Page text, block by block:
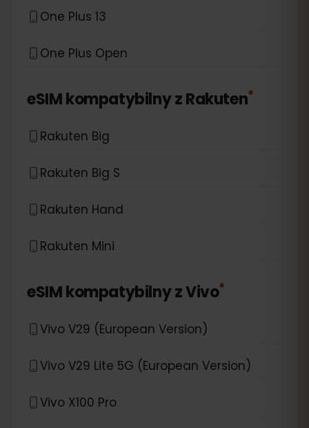
One Plus 13
One Plus Open
eSIM kompatybilny zRakuten*
Rakuten Big
Rakuten Big S
Rakuten Hand
Rakuten Mini
eSIM kompatybilny zVivo*
Vivo V29 (European Version)
Vivo V29 Lite 5G (European Version)
Vivo X100 Pro